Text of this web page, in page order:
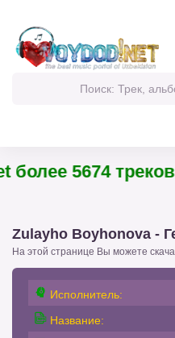
5674 треков
Zulayho Boyhonova -
На этой странице Вы можете
Исполнитель:
Название: